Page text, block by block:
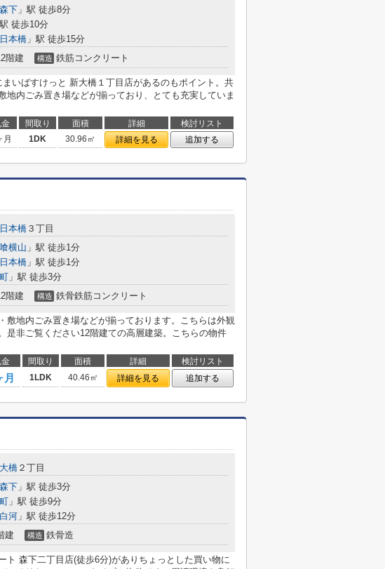
森下 」駅 徒歩8分
徒歩10分
本橋 」駅 徒歩15分
階建 構造 鉄筋コンクリート
いばすけっと 新大橋１丁目店があるのもポイント。共
地内ごみ置き場などが揃っており、とても充実していま
間取り 面積 詳細
検討リスト
月 1DK 30.96㎡ 詳細を見る 追加する
本橋 ３丁目
横山 」駅 徒歩1分
本橋 」駅 徒歩1分
」駅 徒歩3分
階建 構造 鉄骨鉄筋コンクリート
敷地内ごみ置き場などが揃っております。こちらは外観
是非ご覧ください12階建ての高層建築。こちらの物件
間取り 面積 詳細
検討リスト
月 1LDK 40.46㎡ 詳細を見る 追加する
橋２丁目
森下 」駅 徒歩3分
」駅 徒歩9分
河 」駅 徒歩12分
建 構造 鉄骨造
ト 森下二丁目店(徒歩6分)がありちょっとした買い物に